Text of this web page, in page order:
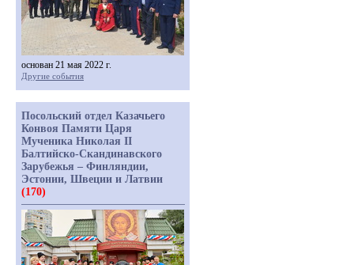
основан 21 мая 2022 г.
Другие события
Посольский отдел Казачьего
Конвоя Памяти Царя
Мученика Николая II
Балтийско-Скандинавского
Зарубежья – Финляндии,
Эстонии, Швеции и Латвии
(170)